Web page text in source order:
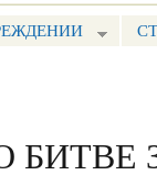
БИТВЕ